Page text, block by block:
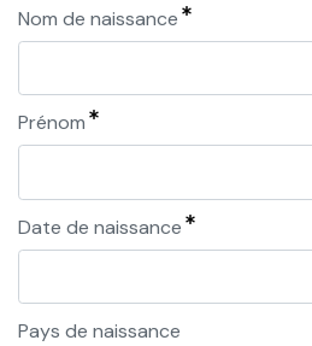
Nom de naissance
Prénom
Date de naissance
Pays de naissance